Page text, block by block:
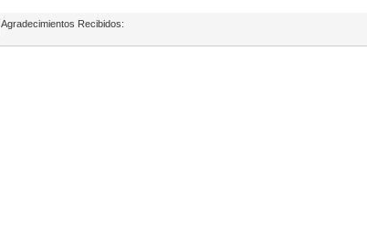
Agradecimientos Recibidos: